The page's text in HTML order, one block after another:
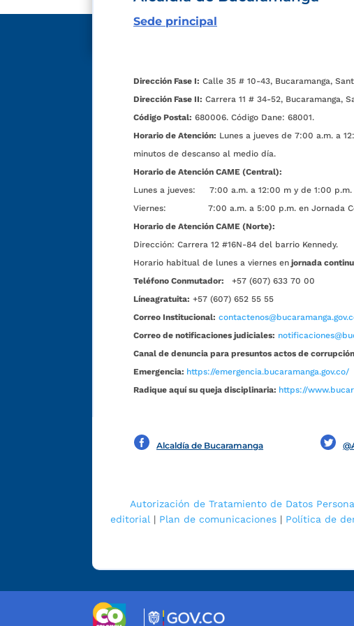
Sede principal
Dirección Fase I: Calle 35 # 10-43, Bucaramanga,
Dirección Fase II: Carrera 11 # 34-52, Bucaramanga,
Código Postal: 680006. Código Dane: 68001.
Horario de Atención: Lunes a jueves de 7:00 a.m. a
minutos de descanso al medio día.
Horario de Atención CAME (Central):
Lunes a jueves: 7:00 a.m. a 12:00 m y de 1:00 p.m.
Viernes: 7:00 a.m. a 5:00 p.m. en Jornada
Horario de Atención CAME (Norte):
Dirección: Carrera 12 #16N-84 del barrio Kennedy.
Horario habitual de lunes a viernes en jornada
Teléfono Conmutador:
+57 (607) 633 70 00
Líneagratuita: +57 (607) 652 55 55
Correo Institucional:
Correo de notificaciones judiciales:
Canal de denuncia para presuntos actos de
Emergencia: https://emergencia.bucaramanga.gov.co/
Radique aquí su queja disciplinaria: https://
Alcaldía de Bucaramanga
Autorización de Tratamiento de Datos
editorial | Plan de comunicaciones | Política de